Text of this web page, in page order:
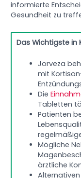
informierte
Gesundheit zu
Das Wichtigste in
Jorveza
mit
Die
Tabletten
Patienten
Mögliche
ärztliche